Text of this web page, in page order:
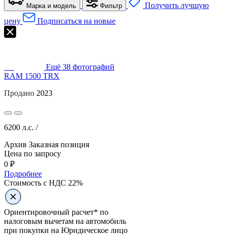
Марка и модель Фильтр
Получить лучшую
цену
Подписаться на новые
Ещё 38 фотографий
RAM 1500 TRX
Продано 2023
6200 л.с. /
Архив Заказная позиция
Цена по запросу
0 ₽
Подробнее
Стоимость с НДС 22%
Ориентировочный расчет* по
налоговым вычетам на автомобиль
при покупки на Юридическое лицо